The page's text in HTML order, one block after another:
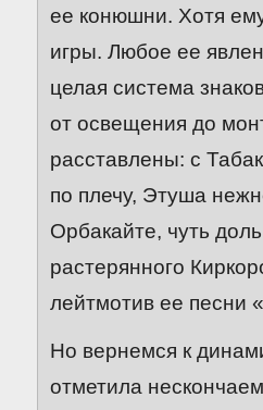
ее конюшни. Хотя
игры. Любое ее
целая система
от освещения до
расставлены: с
по плечу, Этуша
Орбакайте, чуть
растерянного
лейтмотив ее песни
Но вернемся к
отметила